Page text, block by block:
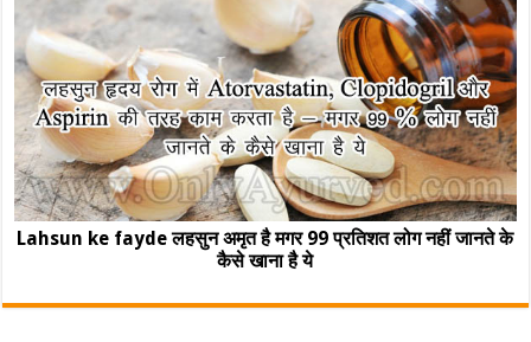
Lahsun ke fayde लहसुन अमृत है मगर 99 प्रतिशत लोग नहीं जानते के
कैसे खाना है ये